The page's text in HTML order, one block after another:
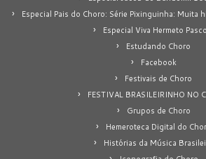
Especial Pais do Choro: Série Pixinguinha: Muita
Especial Viva Hermeto
Estudando Choro
Facebook
Festivais de Choro
FESTIVAL BRASILEIRINHO NO
Grupos de Choro
Hemeroteca Digital do
Histórias da Música